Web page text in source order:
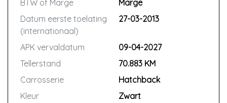
de belangrijkste delen van de motor,
aandrijving, transmissie, koelsysteem,
brandstofsysteem en
emissiesysteem. Zo blijft de auto te
Eenvoudig uw claim melden via het
Autotrust Claimportal
BTW of Marge
Marge
Datum eerste toelating
(internationaal)
27-03-2013
APK vervaldatum
09-04-2027
Tellerstand
70.883 KM
Carrosserie
Hatchback
Kleur
Zwart